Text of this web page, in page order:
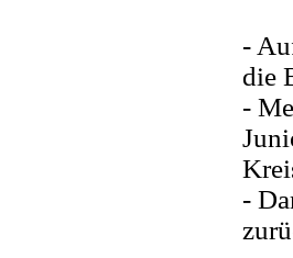
-
die
-
-